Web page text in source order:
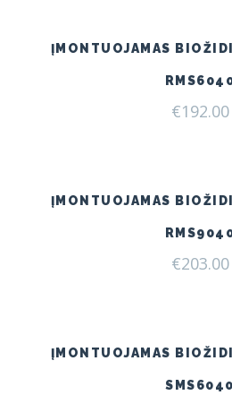
ĮMONTUOJAMAS
€192.00
ĮMONTUOJAMAS
€203.00
ĮMONTUOJAMAS
SMS6040